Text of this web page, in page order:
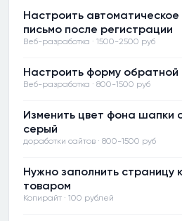
Настроить автоматическое
письмо после регистрации
Веб-разработка · 1500-2500 руб
Настроить форму обратной
Веб-разработка · 800-1500 руб
Изменить цвет фона шапки
серый
доработки сайтов · 800-1500 руб
Нужно заполнить страницу
товаром
Копирайт · 100 рублей